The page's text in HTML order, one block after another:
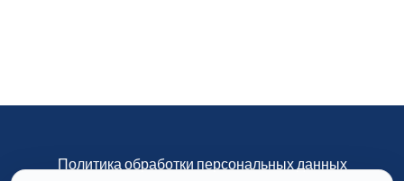
Политика обработки персональных данных